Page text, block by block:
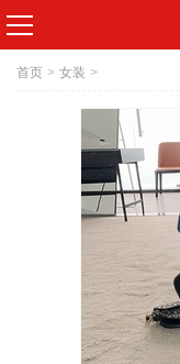
首页 > 女装 >